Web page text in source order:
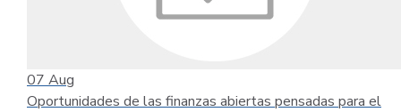
07 Aug
Oportunidades de las finanzas abiertas pensadas para el